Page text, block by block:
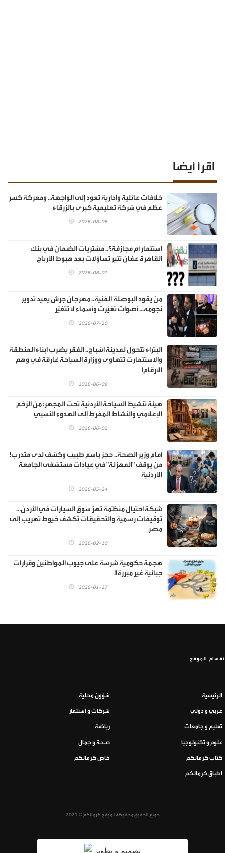
اقرأ أيضا
خلافات عائلية وادارية تعود إلى الواجهة.. ومعركة كسر
عظم في شركة تعليمية كبرى بالزرقاء
2026-08-06
استثمار أم مجازفة؟.. مشتريات الضمان في بنك
القاهرة عمّان تثير تساؤلات بعد هبوط الأرباح
2026-08-01
من يقود البوصلة الفنية.. مهرجان جرش يعيد تدوير
نجومه... أصوات تغيّرت وأسماء لا تتغيّر
2026-07-20
البتراء تتحول لمدينة اشباح.. الفقر يضرب ابناء المنطقة
والاستثمارت تتهاوى ووزارة السياحة غارقة في وهم
الارقام!
2026-06-09
هيئة تنشيط السياحة الأردنية تحت المجهر: من الزخم
الإعلامي والنشاط المفرط إلى الهدوء النسبي
2026-06-02
أمام وزير الصحة.. حجز باسم طبيب وكشف لدى متدرب!
من يوقف "المهزلة" في عيادات مستشفى الجامعة
الأردنية
2026-05-24
شبكة احتيال منظّمة تهزّ سوق السيارات في الأردن…
توقيفات رسمية والتحقيقات تكشف خيوط تهريب إلى
مصر
2026-02-10
هجمة حكومية شرسة على جيوب المواطنين وقرارات
جبائية غير مبررة!!
2026-01-27
أقسام الموقع
الرئيسية شؤون محلية
عربي و دولي شركات و استثمار
تعليم و جامعات رياضة
علوم و تكنولوجيا صحة و جمال
كتاب كرمالكم خاص كرمالكم
اطباق كرمالكم
جميع الحقوق محفوظة لموقع كرمالكم © 2021
تصميم و تطوير